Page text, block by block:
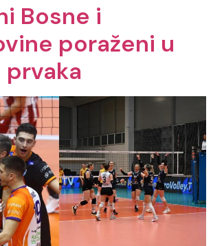
Bosne i
poraženi u
prvaka